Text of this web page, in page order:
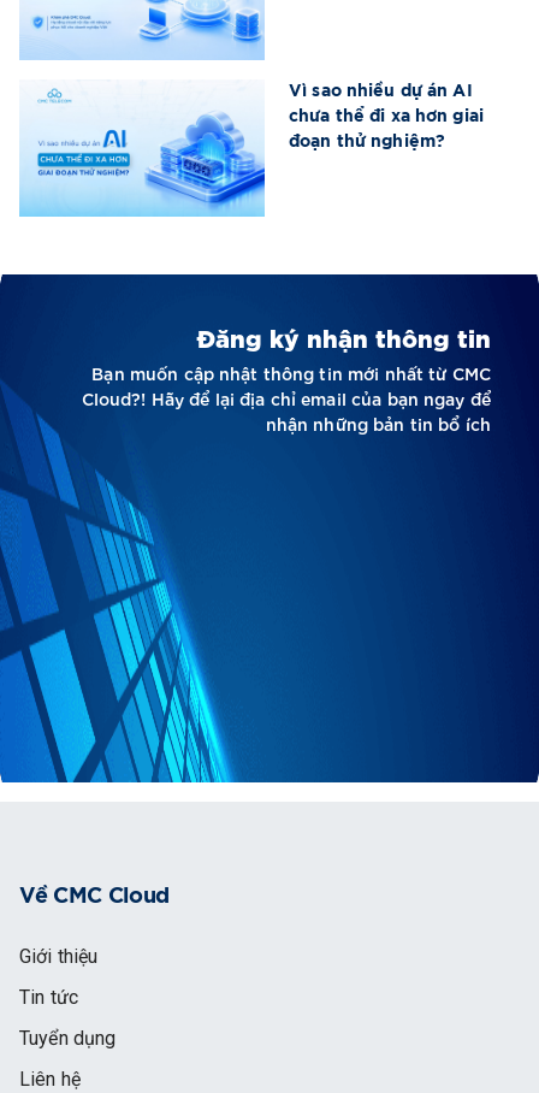
Vì sao nhiều dự án AI
chưa thể đi xa hơn giai
đoạn thử nghiệm?
Đăng ký nhận thông tin
Bạn muốn cập nhật thông tin mới nhất từ CMC
Cloud?! Hãy để lại địa chỉ email của bạn ngay để
nhận những bản tin bổ ích
Về CMC Cloud
Giới thiệu
Tin tức
Tuyển dụng
Liên hệ